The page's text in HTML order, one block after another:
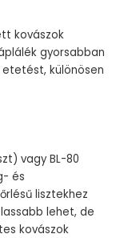
kovászok
gyorsabban
különösen
vagy BL-80
és
lisztekhez
lehet, de
kovászok